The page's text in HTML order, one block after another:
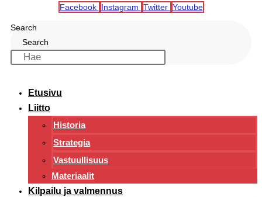
Facebook Instagram Twitter Youtube
Search
Search
Etusivu
Liitto
Historia
Strategia
Vastuullisuus
Materiaalit
Kilpailu ja valmennus